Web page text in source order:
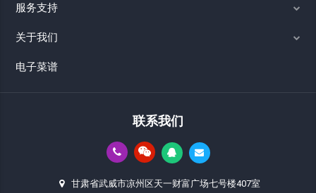
服务支持
关于我们
电子菜谱
联系我们
甘肃省武威市凉州区天一财富广场七号楼407室